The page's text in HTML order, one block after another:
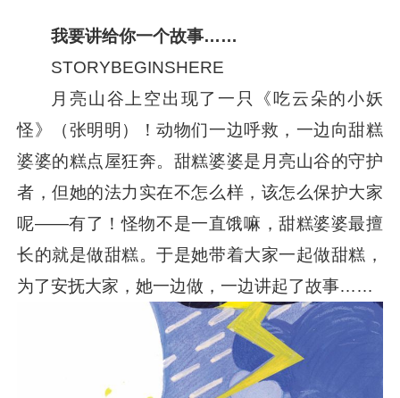
我要讲给你一个故事……
STORYBEGINSHERE
月亮山谷上空出现了一只《吃云朵的小妖
怪》（张明明）！动物们一边呼救，一边向甜糕
婆婆的糕点屋狂奔。甜糕婆婆是月亮山谷的守护
者，但她的法力实在不怎么样，该怎么保护大家
呢——有了！怪物不是一直饿嘛，甜糕婆婆最擅
长的就是做甜糕。于是她带着大家一起做甜糕，
为了安抚大家，她一边做，一边讲起了故事……